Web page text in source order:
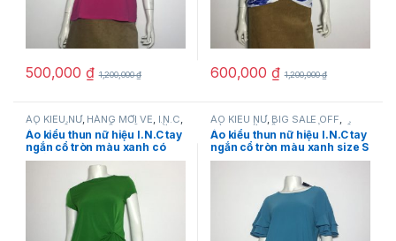
500,000 ₫ 1,200,000₫ 600,000 ₫ 1,200,000₫
ÁO KIỂU NỮ, HÀNG MỚI VỀ I.N.C
SẢN PHẨM KHUYẾN MÃI ,THỜI
TRANG NỮ
Áo kiểu thun nữ hiệu I.N.C tay
ngắn cổ tròn màu xanh có
nhấn eo size P chính hãng
ÁO KIỂU NỮ, BIG SALE OFF
HÀNG MỚI VỀ I.N.C ,SẢN PHẨM
KHUYẾN MÃI, THỜI TRANG NỮ
Áo kiểu thun nữ hiệu I.N.C tay
ngắn cổ tròn màu xanh size S
chính hãng